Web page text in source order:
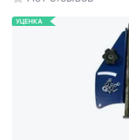
УЦЕНКА